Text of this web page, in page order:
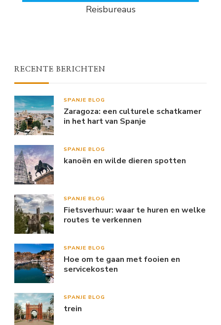
Reisbureaus
RECENTE BERICHTEN
SPANJE BLOG
Zaragoza: een culturele schatkamer
in het hart van Spanje
SPANJE BLOG
kanoën en wilde dieren spotten
SPANJE BLOG
Fietsverhuur: waar te huren en welke
routes te verkennen
SPANJE BLOG
Hoe om te gaan met fooien en
servicekosten
SPANJE BLOG
trein